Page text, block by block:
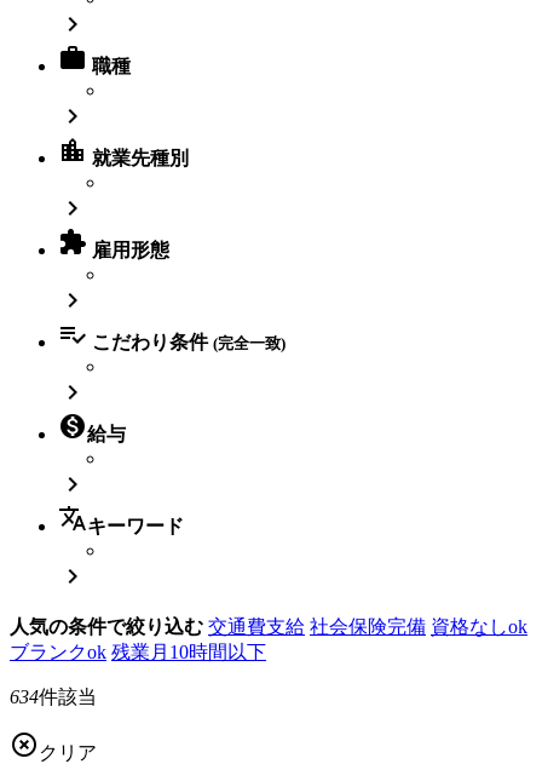

 職種

location_city 就業先種別

 雇用形態

 こだわり条件 (完全一致)

給与

translateキーワード

人気の条件で絞り込む 交通費支給 社会保険完備 資格なしok
ブランクok 残業月10時間以下
634件該当
 クリア